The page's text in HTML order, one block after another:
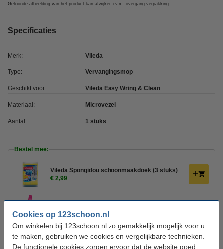
Cookies op 123schoon.nl
Om winkelen bij 123schoon.nl zo gemakkelijk mogelijk voor u
te maken, gebruiken we cookies en vergelijkbare technieken.
De functionele cookies zorgen ervoor dat de website goed
Getoonde afbeelding van het product kan afwijken i.v.m. overgang verpakking.
Specificaties
Merk: Vileda
Type: Vervangingsmop
Geschikt voor: Vileda Easy Wring & Clean
Materiaal: Microvezel
Aantal: 1 stuks
Bestel mee:
Vileda Spongidou schoonmaakdoek (3 stuks)
€ 2,99
€ 3,99
Vileda Stoffer en Blik (kunststof, rood)